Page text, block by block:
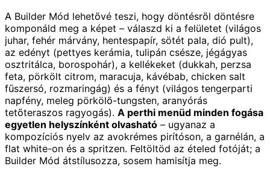
A Builder Mód lehetővé teszi, hogy döntésről döntésre
komponáld meg a képet – válaszd ki a felületet (világos
juhar, fehér márvány, hentespapír, sötét pala, dió pult),
az edényt (pettyes kerámia, tulipán csésze, jégágyas
osztritálca, borospohár), a kellékeket (dukkah, perzsa
feta, pörkölt citrom, maracuja, kávébab, chicken salt
fűszersó, rozmaringág) és a fényt (világos tengerparti
napfény, meleg pörkölő-tungsten, aranyórás
tetőteraszos ragyogás). A perthi menüd minden fogása
egyetlen helyszínként olvasható – ugyanaz a
kompozíciós nyelv az avokrémes pirítóson, a garnélán, a
flat white-on és a spritzen. Feltöltöd az ételed fotóját; a
Builder Mód átstílusozza, sosem hamisítja meg.